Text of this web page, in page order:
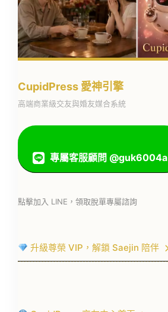
CupidPress 愛神引擎
高端商業級交友與婚友媒合系統
專屬客服顧問 @guk6004a
點擊加入 LINE，領取脫單專屬諮詢
升級尊榮 VIP，解鎖 Saejin 陪伴